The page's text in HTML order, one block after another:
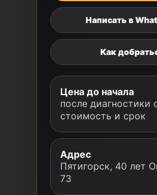
Написать в
Как
Цена до начала
после диагностики
стоимость и срок
Адрес
Пятигорск, 40 лет
73